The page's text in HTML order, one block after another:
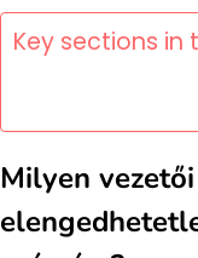
Key sections in
Milyen